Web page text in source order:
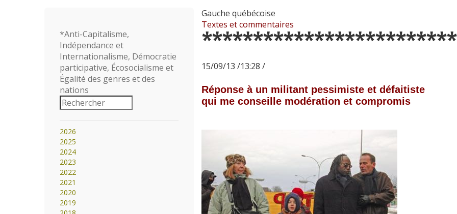
Gauche québécoise
Textes et commentaires
15/09/13 /13:28 /
Réponse à un militant pessimiste et défaitiste
qui me conseille modération et compromis
*Anti-Capitalisme,
Indépendance et
Internationalisme, Démocratie
participative, Écosocialisme et
Égalité des genres et des
nations
2026
2025
2024
2023
2022
2021
2020
2019